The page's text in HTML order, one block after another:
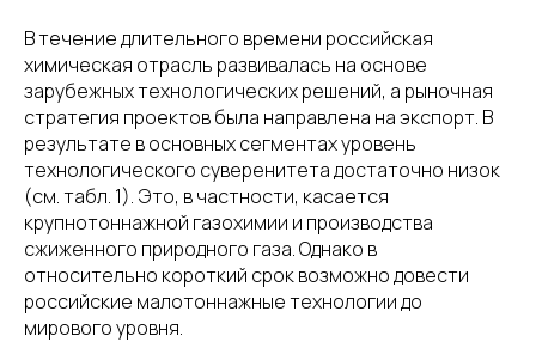
В течение длительного времени российская
химическая отрасль развивалась на основе
зарубежных технологических решений, а рыночная
стратегия проектов была направлена на экспорт. В
результате в основных сегментах уровень
технологического суверенитета достаточно низок
(см. табл. 1). Это, в частности, касается
крупнотоннажной газохимии и производства
сжиженного природного газа. Однако в
относительно короткий срок возможно довести
российские малотоннажные технологии до
мирового уровня.